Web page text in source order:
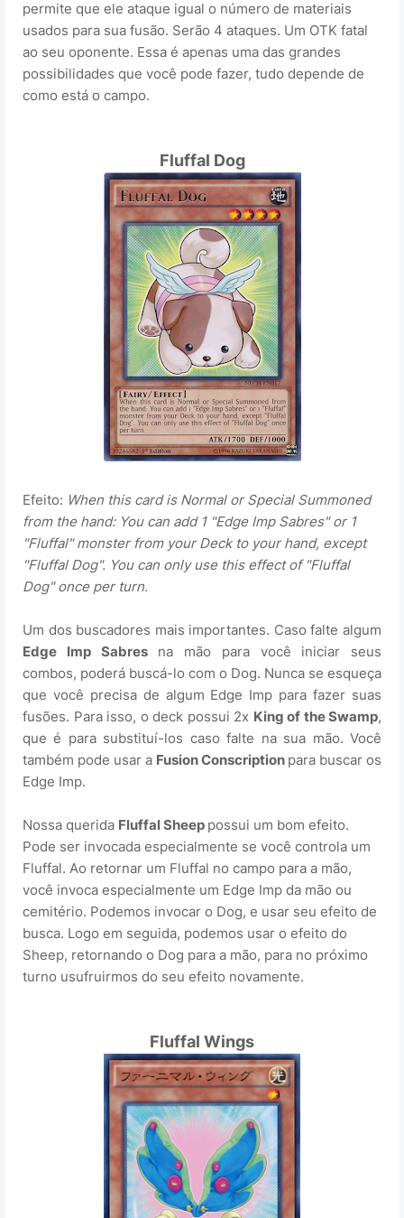
permite que ele ataque igual o número de materiais
usados para sua fusão. Serão 4 ataques. Um OTK fatal
ao seu oponente. Essa é apenas uma das grandes
possibilidades que você pode fazer, tudo depende de
como está o campo.
Fluffal Dog
Efeito: When this card is Normal or Special Summoned
from the hand: You can add 1 "Edge Imp Sabres" or 1
"Fluffal" monster from your Deck to your hand, except
"Fluffal Dog". You can only use this effect of "Fluffal
Dog" once per turn.
Um dos buscadores mais importantes. Caso falte algum
Edge Imp Sabresna mão para você iniciar seus
combos, poderá buscá-lo com o Dog. Nunca se esqueça
que você precisa de algum Edge Imp para fazer suas
fusões. Para isso, o deck possui 2x King of the Swamp,
que é para substituí-los caso falte na sua mão. Você
também pode usar a Fusion Conscription para buscar os
Edge Imp.
Nossa querida Fluffal Sheep possui um bom efeito.
Pode ser invocada especialmente se você controla um
Fluffal. Ao retornar um Fluffal no campo para a mão,
você invoca especialmente um Edge Imp da mão ou
cemitério. Podemos invocar o Dog, e usar seu efeito de
busca. Logo em seguida, podemos usar o efeito do
Sheep, retornando o Dog para a mão, para no próximo
turno usufruirmos do seu efeito novamente.
Fluffal Wings